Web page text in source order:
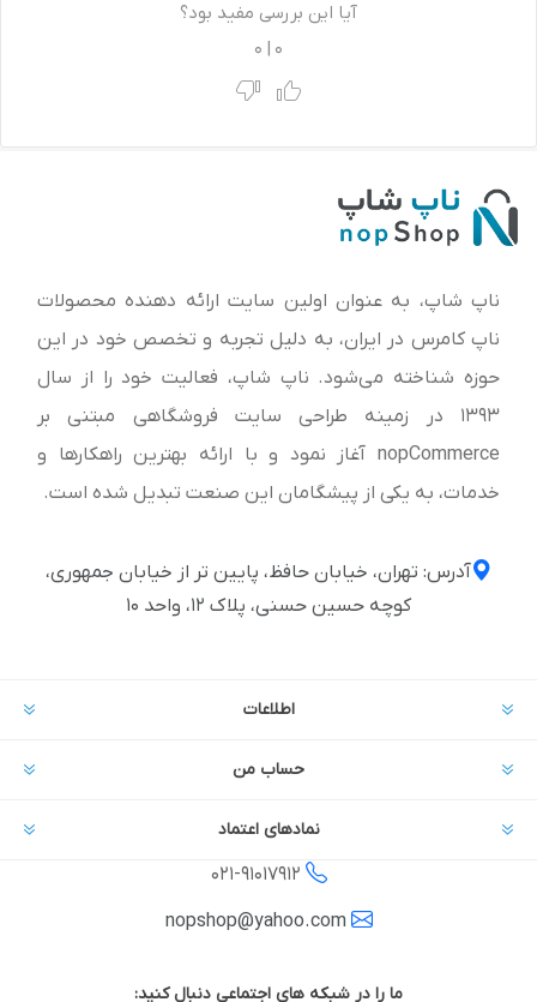
آیا این بررسی مفید بود؟
0
|
0
ناپ شاپ، به عنوان اولین سایت ارائه‌ دهنده محصولات
ناپ کامرس در ایران، به دلیل تجربه و تخصص خود در این
حوزه شناخته می‌شود. ناپ شاپ، فعالیت خود را از سال
1393 در زمینه طراحی سایت فروشگاهی مبتنی بر
nopCommerce آغاز نمود و با ارائه بهترین راهکارها و
خدمات، به یکی از پیشگامان این صنعت تبدیل شده است.
آدرس: تهران، خیابان حافظ، پایین تر از خیابان جمهوری،
کوچه حسین حسنی، پلاک ۱۲، واحد ۱۰
اطلاعات
حساب من
نمادهای اعتماد
021-91017912
ما را در شبکه های اجتماعی دنبال کنید: